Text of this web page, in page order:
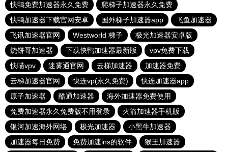
快鸭免费加速器永久免费
爬梯子加速器永久免费
快鸭加速器下载官网安卓
国外梯子加速器app
飞鱼加速器
飞讯加速器官网
Westworld 梯子
极光加速器安卓版
烧饼哥加速器
下载快鸭加速器最新版
vpv免费下载
快喵vpv
迷雾通官网 云梯加速器
加速器免费
云梯加速器官网
快连vp(永久免费)
快连加速器app
原子加速器
酷通加速器
海外加速器免费使用
免费加速器永久免费版不用登录
火箭加速器手机版
银河加速海外网络
极光加速器
小黑牛加速器
加速器每日免费
免费加速ins的软件 猴王加速器